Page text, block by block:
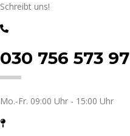
Schreibt uns!
030 756 573 97
Mo.-Fr. 09:00 Uhr - 15:00 Uhr